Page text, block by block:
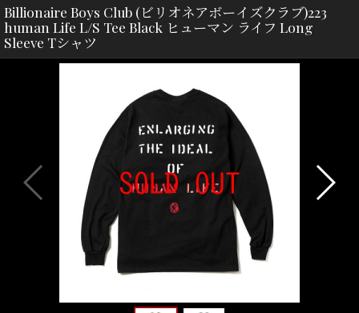
Billionaire Boys Club (ビリオネアボーイズクラブ)223
human Life L/S Tee Black ヒューマン ライフ Long
Sleeve Tシャツ